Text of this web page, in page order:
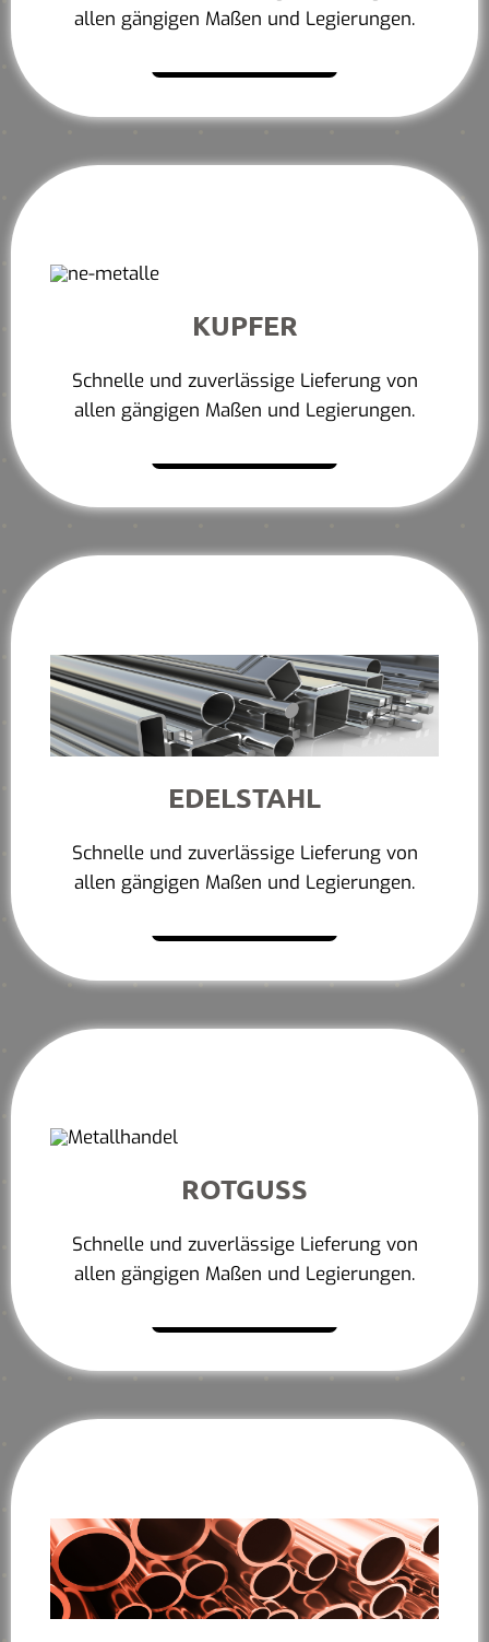
allen gängigen Maßen und Legierungen.
KUPFER
Schnelle und zuverlässige Lieferung von
allen gängigen Maßen und Legierungen.
EDELSTAHL
Schnelle und zuverlässige Lieferung von
allen gängigen Maßen und Legierungen.
ROTGUSS
Schnelle und zuverlässige Lieferung von
allen gängigen Maßen und Legierungen.